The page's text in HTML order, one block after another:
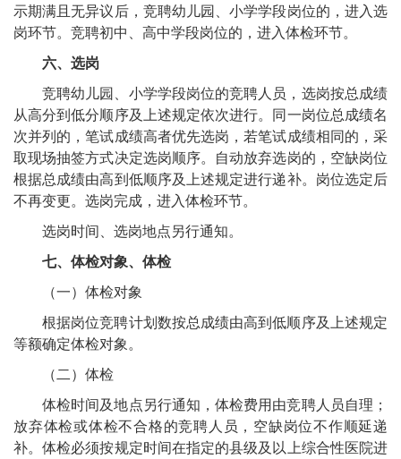
示期满且无异议后，竞聘幼儿园、小学学段岗位的，进入选
岗环节。竞聘初中、高中学段岗位的，进入体检环节。
六、选岗
竞聘幼儿园、小学学段岗位的竞聘人员，选岗按总成绩
从高分到低分顺序及上述规定依次进行。同一岗位总成绩名
次并列的，笔试成绩高者优先选岗，若笔试成绩相同的，采
取现场抽签方式决定选岗顺序。自动放弃选岗的，空缺岗位
根据总成绩由高到低顺序及上述规定进行递补。岗位选定后
不再变更。选岗完成，进入体检环节。
选岗时间、选岗地点另行通知。
七、体检对象、体检
（一）体检对象
根据岗位竞聘计划数按总成绩由高到低顺序及上述规定
等额确定体检对象。
（二）体检
体检时间及地点另行通知，体检费用由竞聘人员自理；
放弃体检或体检不合格的竞聘人员，空缺岗位不作顺延递
补。体检必须按规定时间在指定的县级及以上综合性医院进